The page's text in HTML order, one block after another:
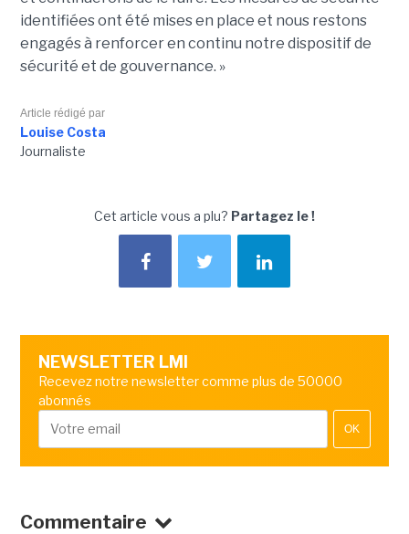
identifiées ont été mises en place et nous restons
engagés à renforcer en continu notre dispositif de
sécurité et de gouvernance. »
Article rédigé par
Louise Costa
Journaliste
Cet article vous a plu? Partagez le !
NEWSLETTER LMI
Recevez notre newsletter comme plus de 50000
abonnés
OK
Commentaire